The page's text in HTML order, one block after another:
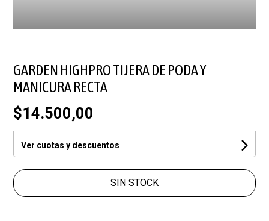
GARDEN HIGHPRO TIJERA DE PODA Y
MANICURA RECTA
$14.500,00
Ver cuotas y descuentos
SIN STOCK